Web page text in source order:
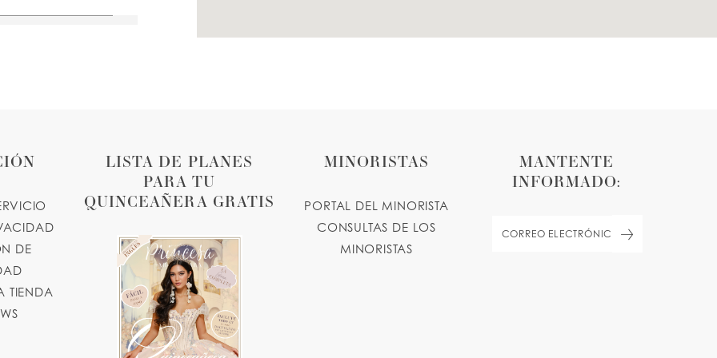
USA
LISTA DE PLANES
PARA TU
QUINCEAÑERA GRATIS
DE
TIENDA
MINORISTAS
PORTAL DEL MINORISTA
CONSULTAS DE LOS
MINORISTAS
MANTENTE
INFORMADO: